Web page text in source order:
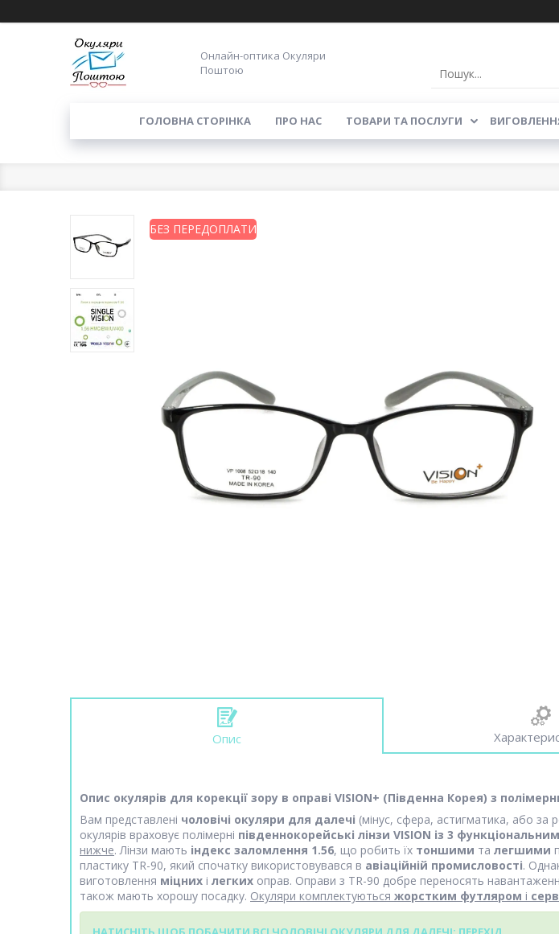
Онлайн-оптика Окуляри
Поштою
ГОЛОВНА СТОРІНКА ПРО НАС ТОВАРИ ТА ПОСЛУГИ
БЕЗ ПЕРЕДОПЛАТИ
Опис
Опис окулярів для корекції зору в оправі VISION+ (Південна Корея) з
Вам представлені чоловічі окуляри для далечі (мінус, сфера, астигматика, або за
окулярів враховує полімерні південнокорейські лінзи VISION із 3
нижче. Лінзи мають індекс заломлення 1.56, що робить їх тоншими та легшими
пластику TR-90, який спочатку використовувався в авіаційній промисловості.
виготовлення міцних і легких оправ. Оправи з TR-90 добре переносять
також мають хорошу посадку. Окуляри комплектуються жорстким футляром і